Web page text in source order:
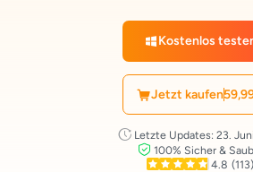
Kostenlos
Jetzt kaufen
Letzte Updates: 23.
100% Sicher &
4.8 (113)